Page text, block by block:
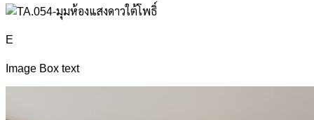
E
Image Box text